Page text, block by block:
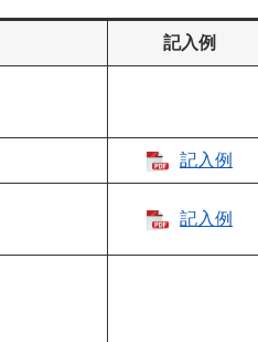
記入例
記入例
記入例